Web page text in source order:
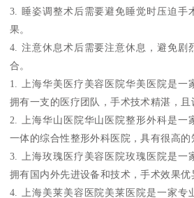
3. 睡姿调整术后需要避免睡觉时压迫手
果。
4. 注意休息术后需要注意休息，避免剧
合。
1. 上海华美医疗美容医院华美医院是一
拥有一支的医疗团队，手术技术精湛，且
2. 上海华山医院华山医院整形外科是一
一体的综合性整形外科医院，具有很高的
3. 上海玫瑰医疗美容医院玫瑰医院是一
拥有国内外先进设备和技术，手术效果优
4. 上海美莱美容医院美莱医院是一家专